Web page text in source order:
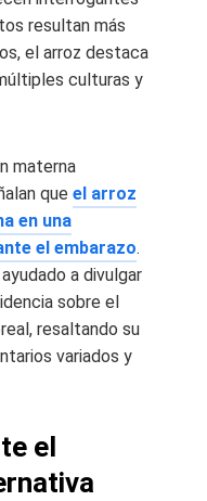
resultan más
el arroz destaca
culturas y
materna
que el arroz
en una
el embarazo.
ayudado a divulgar
sobre el
resaltando su
variados y
el